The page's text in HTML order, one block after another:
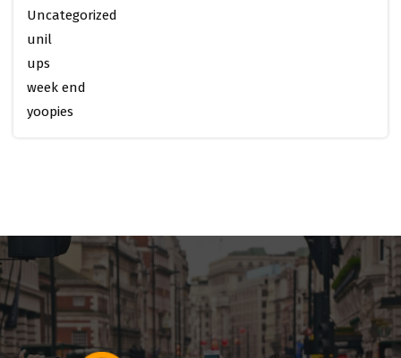
Uncategorized
unil
ups
week end
yoopies